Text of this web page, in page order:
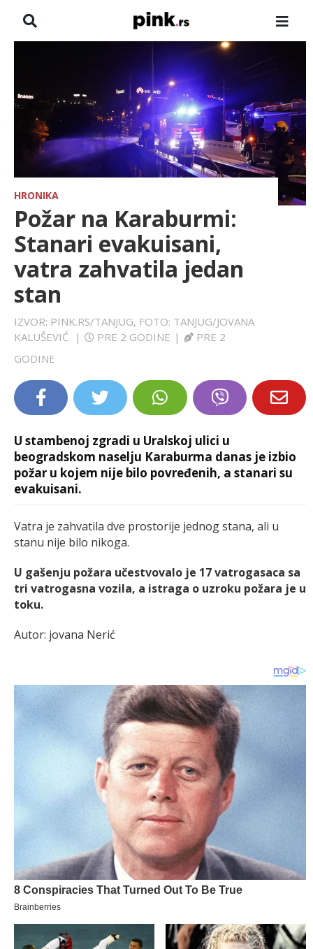
ZADRUGA
SHOWBIZ
HRONIKA
FARMERI
SPORT
LIFESTYLE
EXTRA
HRONIKA
Požar na Karaburmi:
Stanari evakuisani,
vatra zahvatila jedan
stan
IZVOR: PINK.RS/TANJUG, FOTO: TANJUG/JOVANA
KALUŠEVIĆ
| PRE 2 GODINE |
PRE 2
GODINE
U stambenoj zgradi u Uralskoj ulici u
beogradskom naselju Karaburma danas je izbio
požar u kojem nije bilo povređenih, a stanari su
evakuisani.
Vatra je zahvatila dve prostorije jednog stana, ali u
stanu nije bilo nikoga.
U gašenju požara učestvovalo je 17 vatrogasaca sa
tri vatrogasna vozila, a istraga o uzroku požara je u
toku.
Autor: jovana Nerić